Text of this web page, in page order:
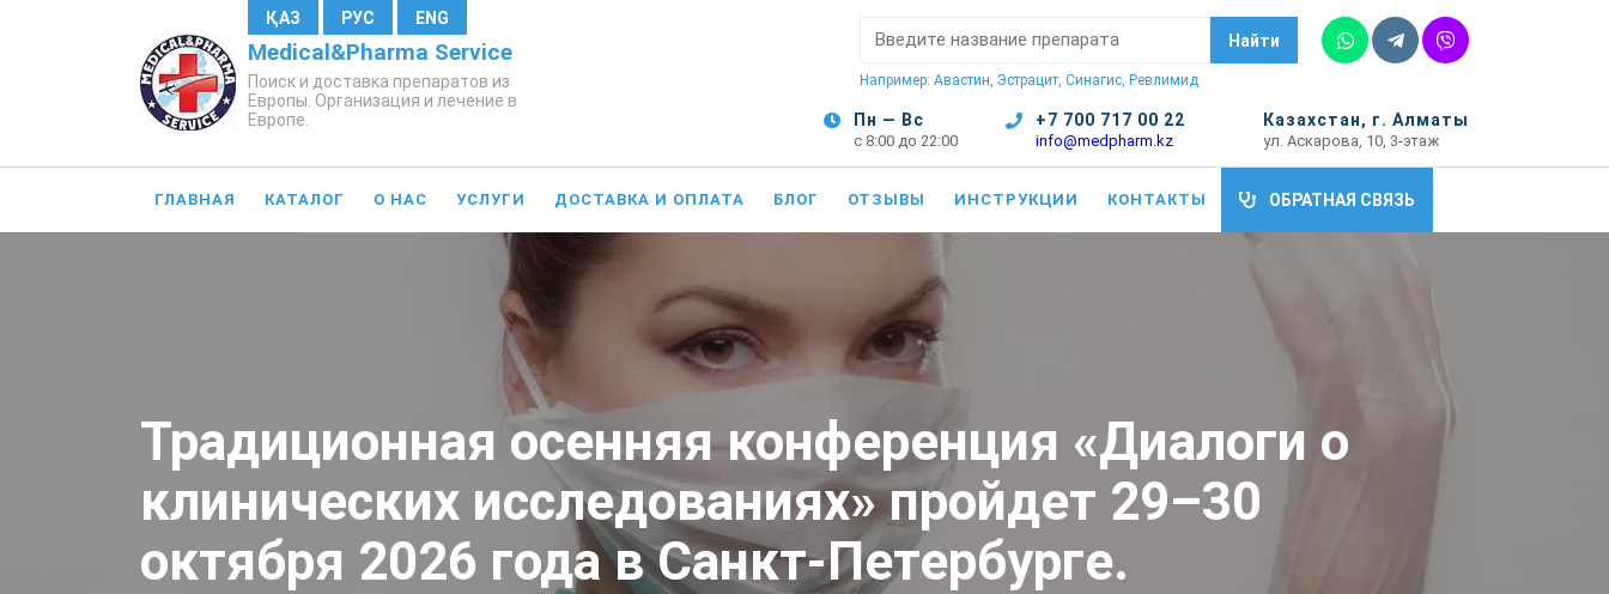
ҚАЗ РУС ENG
Medical&Pharma Service
Поиск и доставка препаратов из
Европы. Организация и лечение в
Европе.
Поиск:
Найти
Например: Авастин, Эстрацит, Синагис, Ревлимид
WhatsappTelegram
Vber
Пн — Вс
с 8:00 до 22:00
+7 700 717 00 22
info@medpharm.kz
Казахстан, г. Алматы
ул. Аскарова, 10, 3-этаж
ГЛАВНАЯ КАТАЛОГ О НАС УСЛУГИ ДОСТАВКА И ОПЛАТА БЛОГ ОТЗЫВЫ ИНСТРУКЦИИ КОНТАКТЫ ОБРАТНАЯ СВЯЗЬ
Традиционная осенняя конференция «Диалоги о
клинических исследованиях» пройдет 29–30
октября 2026 года в Санкт-Петербурге.